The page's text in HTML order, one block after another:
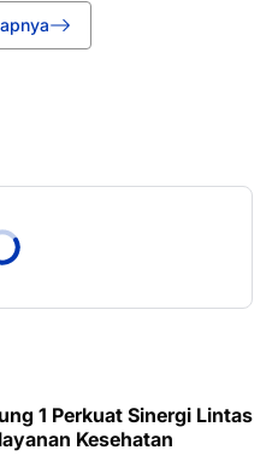
1 Perkuat Sinergi Lintas
Kesehatan